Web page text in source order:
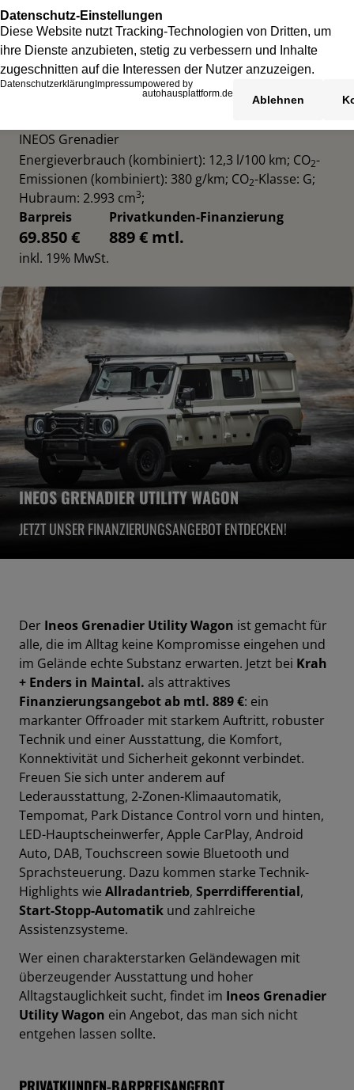
INEOS Grenadier
Energieverbrauch (kombiniert): 12,3 l/100 km; CO2-
Emissionen (kombiniert): 380 g/km; CO2-Klasse: G;
Hubraum: 2.993 cm3;
Barpreis
69.850 €
inkl. 19% MwSt.
Privatkunden-Finanzierung
889 € mtl.
INEOS GRENADIER UTILITY WAGON
JETZT UNSER FINANZIERUNGSANGEBOT ENTDECKEN!
Der Ineos Grenadier Utility Wagon ist gemacht für
alle, die im Alltag keine Kompromisse eingehen und
im Gelände echte Substanz erwarten. Jetzt bei Krah
+ Enders in Maintal. als attraktives
Finanzierungsangebot ab mtl. 889 €: ein
markanter Offroader mit starkem Auftritt, robuster
Technik und einer Ausstattung, die Komfort,
Konnektivität und Sicherheit gekonnt verbindet.
Freuen Sie sich unter anderem auf
Lederausstattung, 2-Zonen-Klimaautomatik,
Tempomat, Park Distance Control vorn und hinten,
LED-Hauptscheinwerfer, Apple CarPlay, Android
Auto, DAB, Touchscreen sowie Bluetooth und
Sprachsteuerung. Dazu kommen starke Technik-
Highlights wie Allradantrieb, Sperrdifferential,
Start-Stopp-Automatik und zahlreiche
Assistenzsysteme.
Wer einen charakterstarken Geländewagen mit
überzeugender Ausstattung und hoher
Alltagstauglichkeit sucht, findet im Ineos Grenadier
Utility Wagon ein Angebot, das man sich nicht
entgehen lassen sollte.